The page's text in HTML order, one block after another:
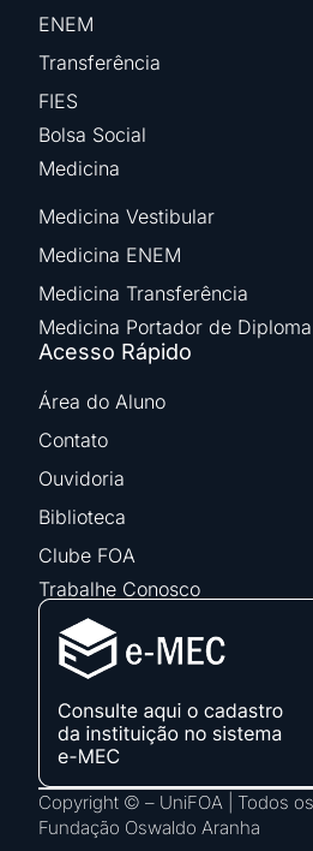
ENEM
Transferência
FIES
Bolsa Social
Medicina
Medicina Vestibular
Medicina ENEM
Medicina Transferência
Medicina Portador de Diploma
Acesso Rápido
Área do Aluno
Contato
Ouvidoria
Biblioteca
Clube FOA
Trabalhe Conosco
Copyright © – UniFOA | Todos
Fundação Oswaldo Aranha